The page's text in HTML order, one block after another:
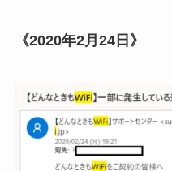
《2020年2月24日》